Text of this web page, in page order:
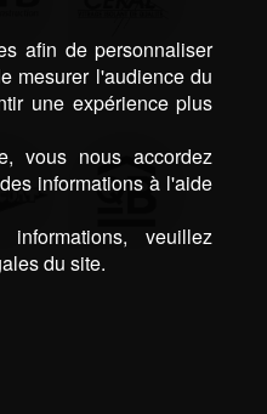
afin de personnaliser
mesurer l'audience du
une expérience plus
vous nous accordez
informations à l'aide
veuillez
du site.